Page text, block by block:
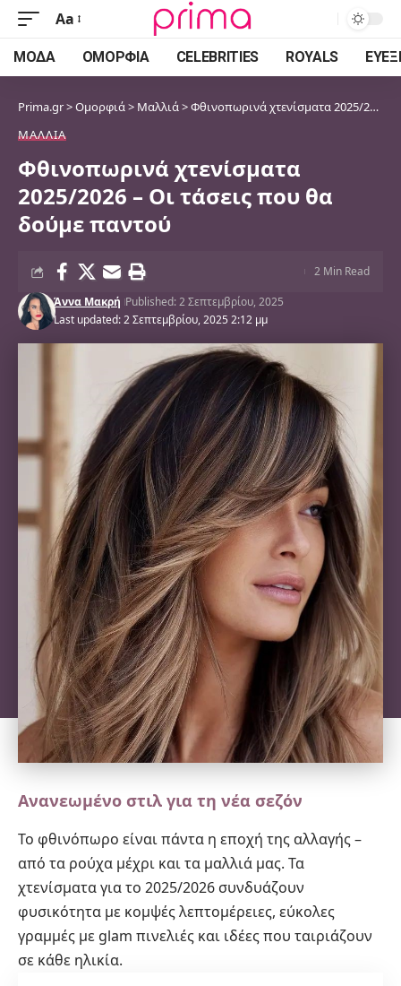
Font
Resizer
Aa
ΜΌΔΑ ΟΜΟΡΦΙΆ CELEBRITIES ROYALS
Prima.gr>Ομορφιά> Μαλλιά>Φθινοπωρινά χτενίσματα 2025/2026 – Οι τάσεις που θα δούμε παντού
ΜΑΛΛΙΆ
Φθινοπωρινά χτενίσματα
2025/2026 – Οι τάσεις που θα
δούμε παντού
Last updated: 2 Σεπτεμβρίου, 2025 2:12 μμ
Άννα Μακρή Published: 2 Σεπτεμβρίου, 2025
2 Min Read
Ανανεωμένο στιλ για τη νέα σεζόν
Το φθινόπωρο είναι πάντα η εποχή της αλλαγής –
από τα ρούχα μέχρι και τα μαλλιά μας. Τα
χτενίσματα για το 2025/2026 συνδυάζουν
φυσικότητα με κομψές λεπτομέρειες, εύκολες
γραμμές με glam πινελιές και ιδέες που ταιριάζουν
σε κάθε ηλικία.